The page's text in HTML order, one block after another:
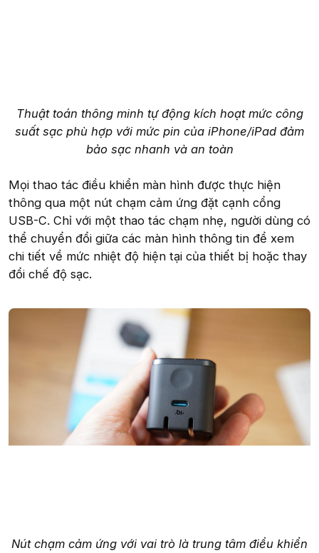
Thuật toán thông minh tự động kích hoạt mức công
suất sạc phù hợp với mức pin của iPhone/iPad đảm
bảo sạc nhanh và an toàn
Mọi thao tác điều khiển màn hình được thực hiện
thông qua một nút chạm cảm ứng đặt cạnh cổng
USB-C. Chỉ với một thao tác chạm nhẹ, người dùng có
thể chuyển đổi giữa các màn hình thông tin để xem
chi tiết về mức nhiệt độ hiện tại của thiết bị hoặc thay
đổi chế độ sạc.
Nút chạm cảm ứng với vai trò là trung tâm điều khiển